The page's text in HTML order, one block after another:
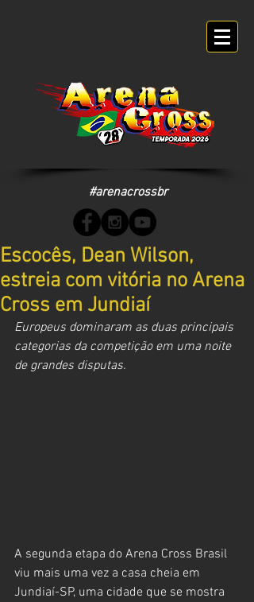
#arenacrossbr
Escocês, Dean Wilson,
estreia com vitória no Arena
Cross em Jundiaí
Europeus dominaram as duas principais
categorias da competição em uma noite
de grandes disputas.
A segunda etapa do Arena Cross Brasil
viu mais uma vez a casa cheia em
Jundiaí-SP, uma cidade que se mostra